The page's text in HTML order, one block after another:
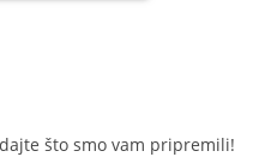
što smo vam pripremili!